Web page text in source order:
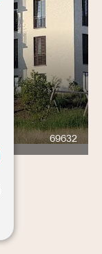
69632